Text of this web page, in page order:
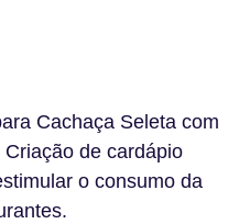
Cachaça Seleta com
de cardápio
o consumo da